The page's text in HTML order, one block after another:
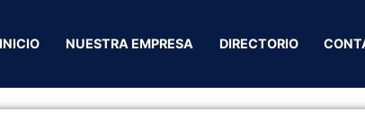
INICIO NUESTRA EMPRESA DIRECTORIO